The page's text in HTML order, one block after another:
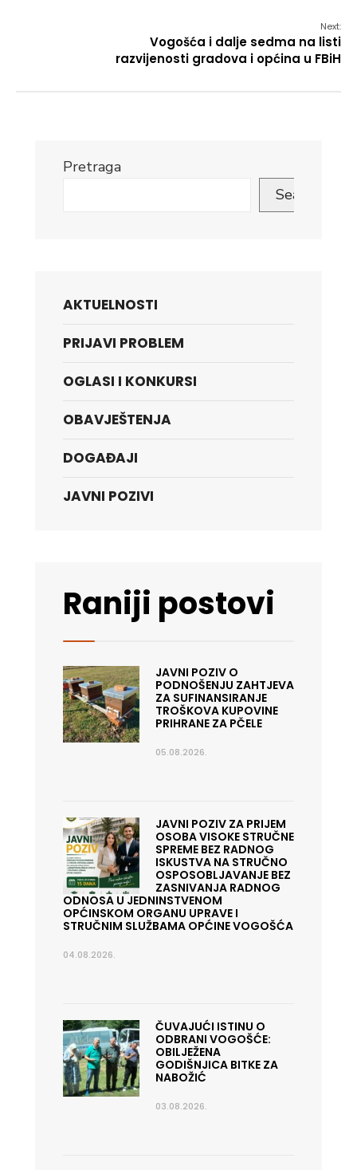
Next:
Vogošća i dalje sedma na listi
razvijenosti gradova i općina u FBiH
Pretraga
Search
AKTUELNOSTI
PRIJAVI PROBLEM
OGLASI I KONKURSI
OBAVJEŠTENJA
DOGAĐAJI
JAVNI POZIVI
Raniji postovi
JAVNI POZIV O
PODNOŠENJU ZAHTJEVA
ZA SUFINANSIRANJE
TROŠKOVA KUPOVINE
PRIHRANE ZA PČELE
05.08.2026.
JAVNI POZIV ZA PRIJEM
OSOBA VISOKE STRUČNE
SPREME BEZ RADNOG
ISKUSTVA NA STRUČNO
OSPOSOBLJAVANJE BEZ
ZASNIVANJA RADNOG
ODNOSA U JEDNINSTVENOM
OPĆINSKOM ORGANU UPRAVE I
STRUČNIM SLUŽBAMA OPĆINE VOGOŠĆA
04.08.2026.
ČUVAJUĆI ISTINU O
ODBRANI VOGOŠĆE:
OBILJEŽENA
GODIŠNJICA BITKE ZA
NABOŽIĆ
03.08.2026.